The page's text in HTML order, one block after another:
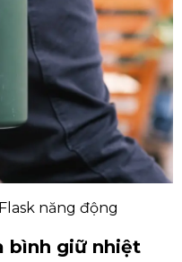
năng động
bình giữ nhiệt